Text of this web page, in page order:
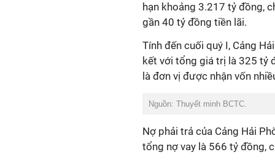
hạn khoảng 3.217 tỷ đồng,
gần 40 tỷ đồng tiền lãi.
Tính đến cuối quý I, Cảng
kết với tổng giá trị là 325 tỷ
là đơn vị được nhận vốn
Nguồn: Thuyết minh BCTC.
Nợ phải trả của Cảng Hải
tổng nợ vay là 566 tỷ đồng,